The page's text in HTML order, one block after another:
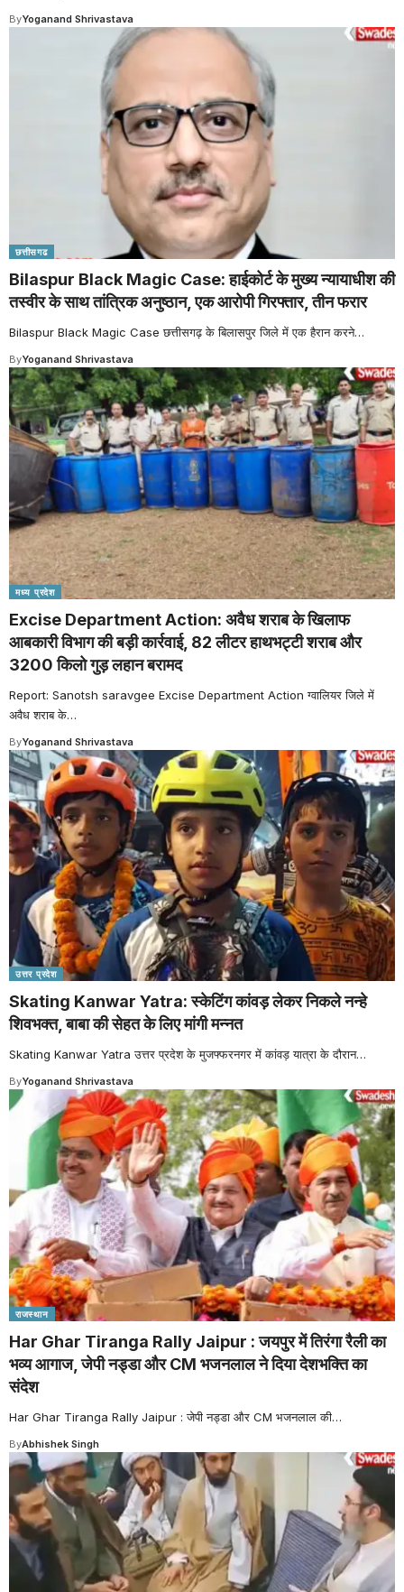
ByYoganand Shrivastava
छत्तीसगढ
Bilaspur Black Magic Case: हाईकोर्ट के मुख्य न्यायाधीश की
तस्वीर के साथ तांत्रिक अनुष्ठान, एक आरोपी गिरफ्तार, तीन फरार
Bilaspur Black Magic Case छत्तीसगढ़ के बिलासपुर जिले में एक हैरान करने…
ByYoganand Shrivastava
मध्य प्रदेश
Excise Department Action: अवैध शराब के खिलाफ
आबकारी विभाग की बड़ी कार्रवाई, 82 लीटर हाथभट्टी शराब और
3200 किलो गुड़ लहान बरामद
Report: Sanotsh saravgee Excise Department Action ग्वालियर जिले में
अवैध शराब के…
ByYoganand Shrivastava
उत्तर प्रदेश
Skating Kanwar Yatra: स्केटिंग कांवड़ लेकर निकले नन्हे
शिवभक्त, बाबा की सेहत के लिए मांगी मन्नत
Skating Kanwar Yatra उत्तर प्रदेश के मुजफ्फरनगर में कांवड़ यात्रा के दौरान…
ByYoganand Shrivastava
राजस्थान
Har Ghar Tiranga Rally Jaipur : जयपुर में तिरंगा रैली का
भव्य आगाज, जेपी नड्डा और CM भजनलाल ने दिया देशभक्ति का
संदेश
Har Ghar Tiranga Rally Jaipur : जेपी नड्डा और CM भजनलाल की…
ByAbhishek Singh